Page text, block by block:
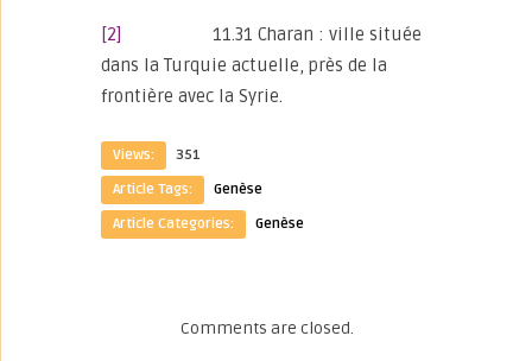
[2]
11.31 Charan : ville située
dans la Turquie actuelle, près de la
frontière avec la Syrie.
Views:
351
Article Tags:
Genèse
Article Categories:
Genèse
Comments are closed.